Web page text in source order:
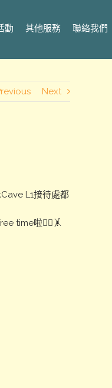
動 其他服務 聯絡我們
Next
L1接待處都
time啦🤸‍♀️🤸